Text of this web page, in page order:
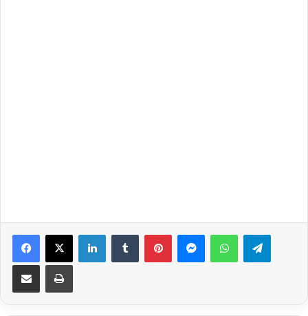
Facebook
X LinkedInTumblr PinterestMessengerWhatsApp
Share via Email Print